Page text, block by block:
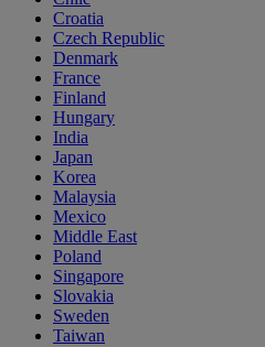
Croatia
Czech Republic
Denmark
France
Finland
Hungary
India
Japan
Korea
Malaysia
Mexico
Middle East
Poland
Singapore
Slovakia
Sweden
Taiwan